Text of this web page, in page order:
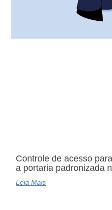
Controle de acesso
a portaria padronizada
Leia Mais